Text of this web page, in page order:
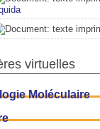
virtuelles
Moléculaire